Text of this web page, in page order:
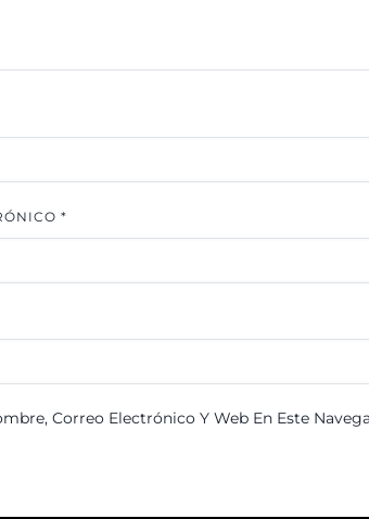
*
Correo Electrónico Y Web En Este